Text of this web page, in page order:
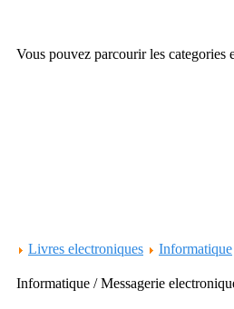
Vous pouvez parcourir les categories
Livres electroniques Informatique
Informatique / Messagerie